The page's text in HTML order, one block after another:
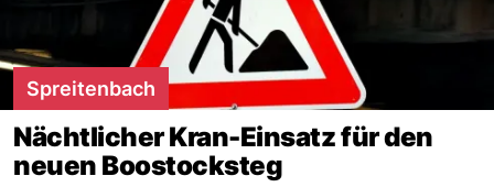
Spreitenbach
Nächtlicher Kran-Einsatz für den
neuen Boostocksteg